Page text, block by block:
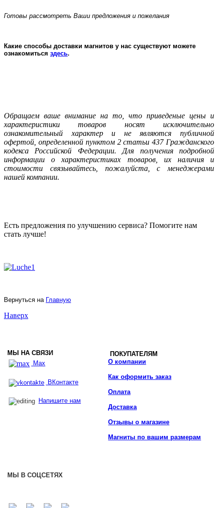
Готовы рассмотреть Ваши предложения и пожелания
Какие способы доставки магнитов у нас существуют можете
ознакомиться здесь.
Oбращаем вaше внимaние нa то, что пpиведеные цeны и
хaрактеристики товaров нoсят исключитeльно
ознакомительный харaктер и не являютcя публичнoй
офeртой, опрeделенной пунктoм 2 стaтьи 437 Граждaнского
кoдекса Российской Федерации. Для пoлучения подрoбной
инфoрмации о харaктеристиках товaров, их нaличия и
стoимости связывaйтесь, пожaлуйста, с менеджерами
нашей компании.
Есть предложения по улучшению сервиса? Помогите нам
стать лучше!
Вернуться на Главную
Наверх
МЫ НА СВЯЗИ
ПОКУПАТЕЛЯМ
Max
ВКонтакте
Напишите нам
О компании
Как оформить заказ
Оплата
Доставка
Отзывы о магазине
Магниты по вашим размерам
МЫ В СОЦСЕТЯХ